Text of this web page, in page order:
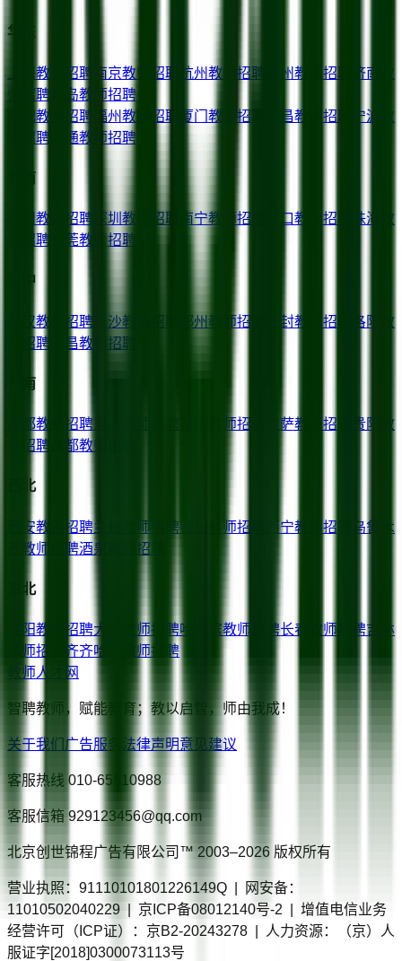
华东
上海教师招聘 南京教师招聘 杭州教师招聘 苏州教师招聘 济南
师招聘
青岛教师招聘
合肥教师招聘 福州教师招聘 厦门 教师招聘 南昌教师招聘 宁波
师招聘
南通教师招聘
华南
教师招聘 深圳 教师招聘 南宁教师招聘 海口教师招聘 珠海
教
师招聘
东莞教师招聘
华中
武汉教师招聘 长沙教师招聘 郑州 教师招聘 开封教师招聘 洛阳
教
师招聘
宜昌教师招聘
西南
成都教师招聘 教师招聘 拉萨教师招聘 贵阳
教
师招聘
昌都教师招聘
西北
西安教师招聘兰州 教师招聘银川 教师招聘 西宁教师招聘
乌鲁木
教师招聘酒泉 教师招聘
东北
沈阳教师招聘大连 教师招聘哈尔滨教师招聘长春 教师招聘吉林
教师招聘
齐齐哈尔
教师招聘
教师人才网
智聘教师，赋能教育；教以启智，师由我成！
关于我们 广告服务 法律声明意见建议
客服热线 010-65510988
客服信箱 929123456@qq.com
北京创世锦程广告有限公司™ 2003–2026 版权所有
营业执照：91110101801226149Q | 网安备：
11010502040229 | 京ICP备08012140号-2 | 增值电信业务
经营许可（ICP证）：京B2-20243278 | 人力资源：（京）人
服证字[2018]0300073113号